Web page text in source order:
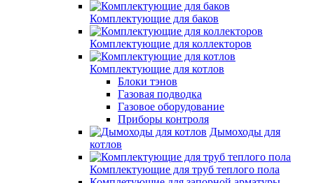
Комплектующие для баков
Комплектующие для коллекторов
Комплектующие для котлов
Блоки тэнов
Газовая подводка
Газовое оборудование
Приборы контроля
Дымоходы для
котлов
Комплектующие для труб теплого пола